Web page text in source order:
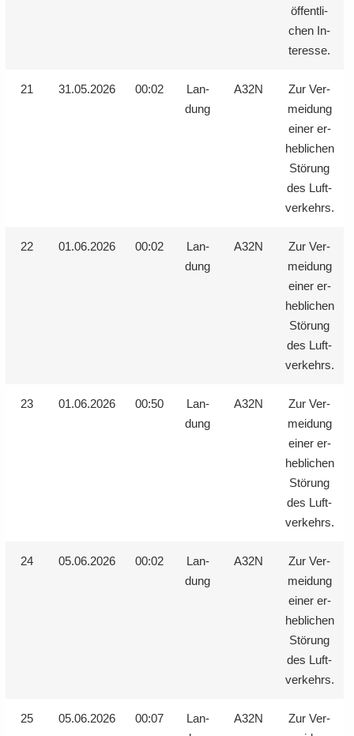
öf­fent­li­
chen In­
ter­es­se.
21 31.05.2026 00:02
Lan­
dung
A32N
Zur Ver­
mei­dung
einer er­
heb­li­chen
Stö­rung
des Luft­
ver­kehrs.
22 01.06.2026 00:02
Lan­
dung
A32N
Zur Ver­
mei­dung
einer er­
heb­li­chen
Stö­rung
des Luft­
ver­kehrs.
23 01.06.2026 00:50
Lan­
dung
A32N
Zur Ver­
mei­dung
einer er­
heb­li­chen
Stö­rung
des Luft­
ver­kehrs.
24 05.06.2026 00:02
Lan­
dung
A32N
Zur Ver­
mei­dung
einer er­
heb­li­chen
Stö­rung
des Luft­
ver­kehrs.
25 05.06.2026 00:07
Lan­
A32N
Zur Ver­